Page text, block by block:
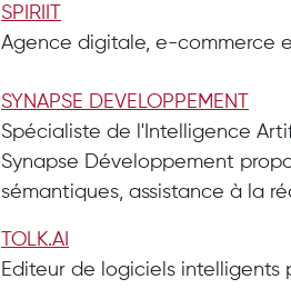
SPIRIIT
Agence digitale, e-commerce
SYNAPSE DEVELOPPEMENT
Spécialiste de l'Intelligence
Synapse Développement
sémantiques, assistance à la
TOLK.AI
Editeur de logiciels